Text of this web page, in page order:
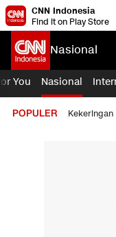
CNN Indonesia
Find it on Play Store
Nasional
You Nasional
POPULER Kekeringan